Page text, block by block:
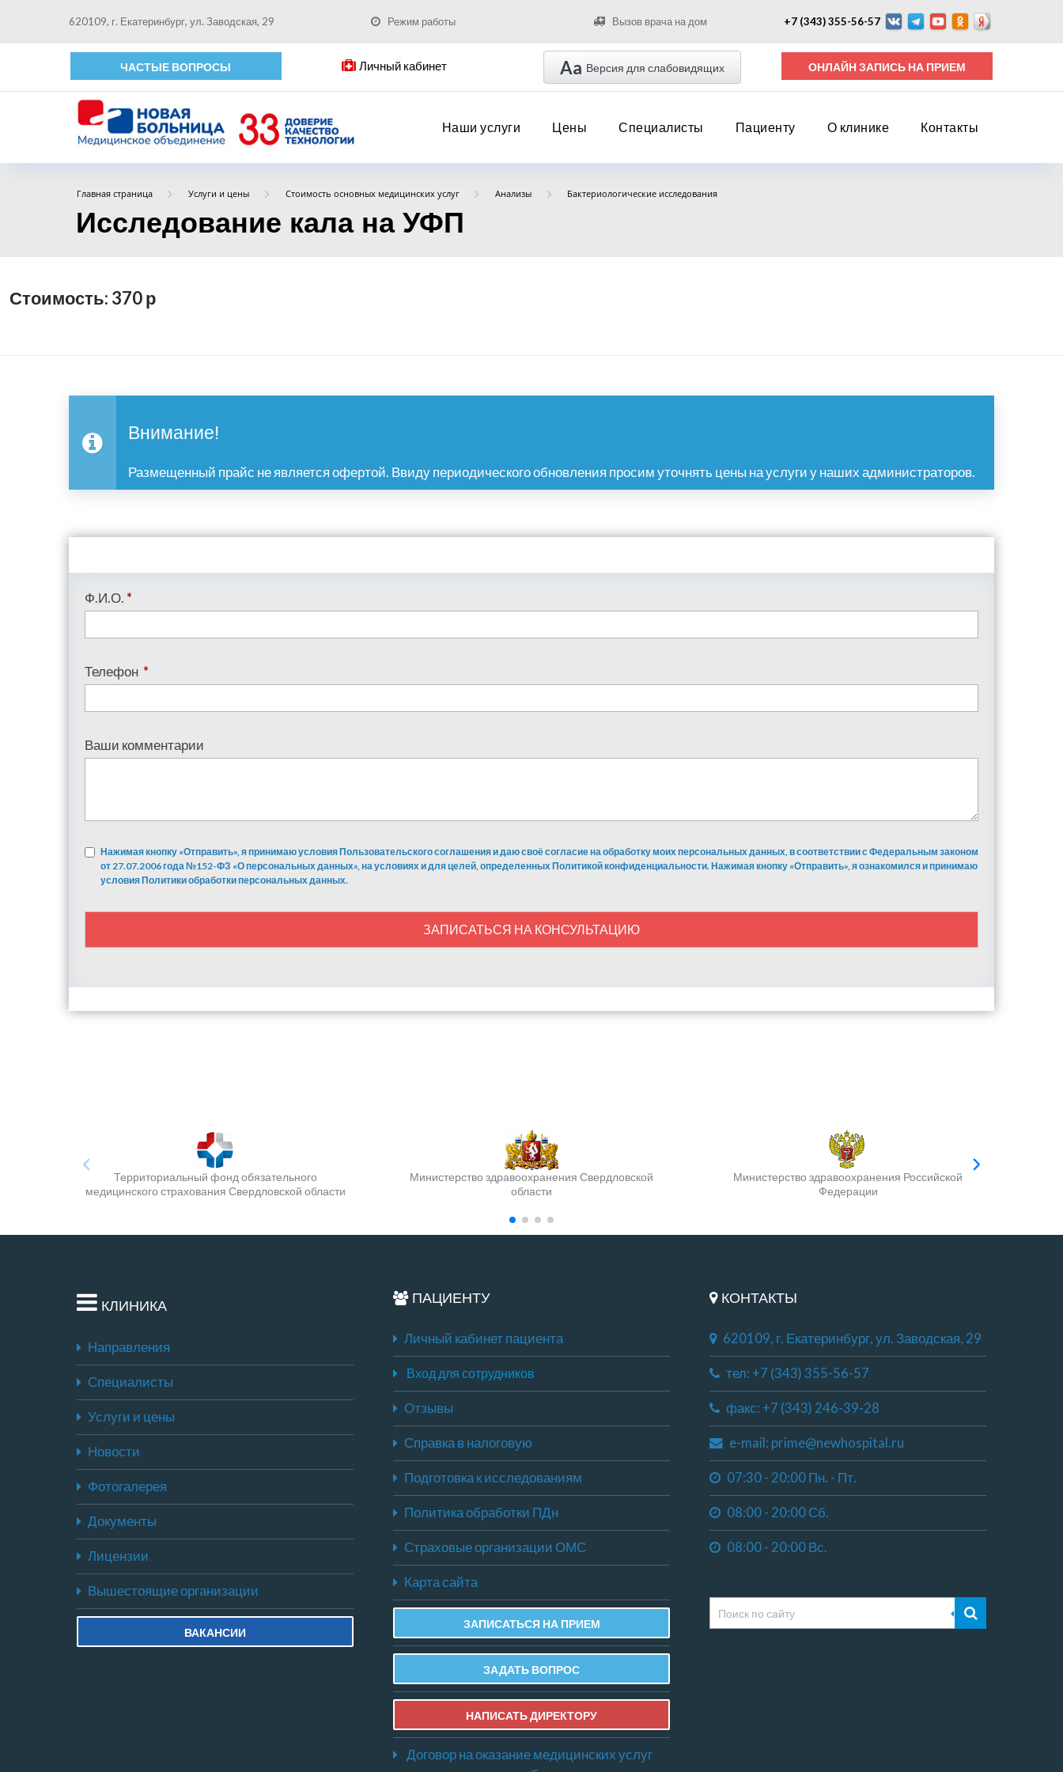
620109, г. Екатеринбург, ул. Заводская, 29 Режим работы Вызов врача на дом +7 (343) 355-56-57
ЧАСТЫЕ ВОПРОСЫ Личный кабинет Aa Версия для слабовидящих ОНЛАЙН ЗАПИСЬ НА ПРИЕМ
Наши услуги Цены Специалисты Пациенту О клинике Контакты
Главная страница Услуги и цены Стоимость основных медицинских услуг Анализы Бактериологические исследования
Исследование кала на УФП
Стоимость: 370р
Внимание!
Размещенный прайс не является офертой. Ввиду периодического обновления просим уточнять цены на услуги у наших администраторов.
Ф.И.О. *
Телефон *
Ваши комментарии
Нажимая кнопку «Отправить», я принимаю условия Пользовательского соглашения и даю своё согласие на обработку моих персональных данных, в соответствии с Федеральным законом
от 27.07.2006 года №152-ФЗ «О персональных данных», на условиях и для целей, определенных Политикой конфиденциальности. Нажимая кнопку «Отправить», я ознакомился и принимаю
условия Политики обработки персональных данных.
ЗАПИСАТЬСЯ НА КОНСУЛЬТАЦИЮ
Территориальный фонд обязательного
медицинского страхования Свердловской области
Министерство здравоохранения Свердловской
области
Министерство здравоохранения Российской
Федерации
КЛИНИКА
Направления
Специалисты
Услуги и цены
Новости
Фотогалерея
Документы
Лицензии
Вышестоящие организации
ВАКАНСИИ
ПАЦИЕНТУ
Личный кабинет пациента
Вход для сотрудников
Отзывы
Справка в налоговую
Подготовка к исследованиям
Политика обработки ПДн
Страховые организации ОМС
Карта сайта
ЗАПИСАТЬСЯ НА ПРИЕМ
ЗАДАТЬ ВОПРОС
НАПИСАТЬ ДИРЕКТОРУ
Договор на оказание медицинских услуг
КОНТАКТЫ
620109, г. Екатеринбург, ул. Заводская, 29
тел: +7 (343) 355-56-57
факс: +7 (343) 246-39-28
e-mail: prime@newhospital.ru
07:30 - 20:00 Пн. - Пт.
08:00 - 20:00 Сб.
08:00 - 20:00 Вс.